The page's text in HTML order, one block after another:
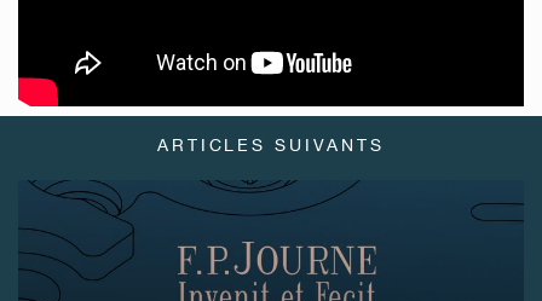
ARTICLES SUIVANTS